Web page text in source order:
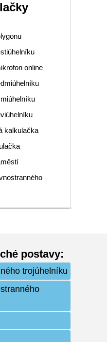
online
kalkulačka
postavy:
trojúhelníku